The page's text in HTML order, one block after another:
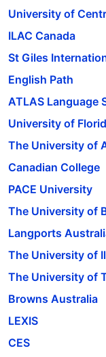
University of
ILAC Canada
St Giles
English Path
ATLAS Language
University of
The University of
Canadian College
PACE University
The University of
Langports
The University of
The University of
Browns Australia
LEXIS
CES